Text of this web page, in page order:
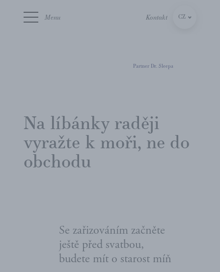
Menu Kontakt CZ
Partner Dr. Sleepa
Na líbánky raději
vyražte k moři, ne do
obchodu
Se zařizováním začněte
ještě před svatbou,
budete mít o starost míň